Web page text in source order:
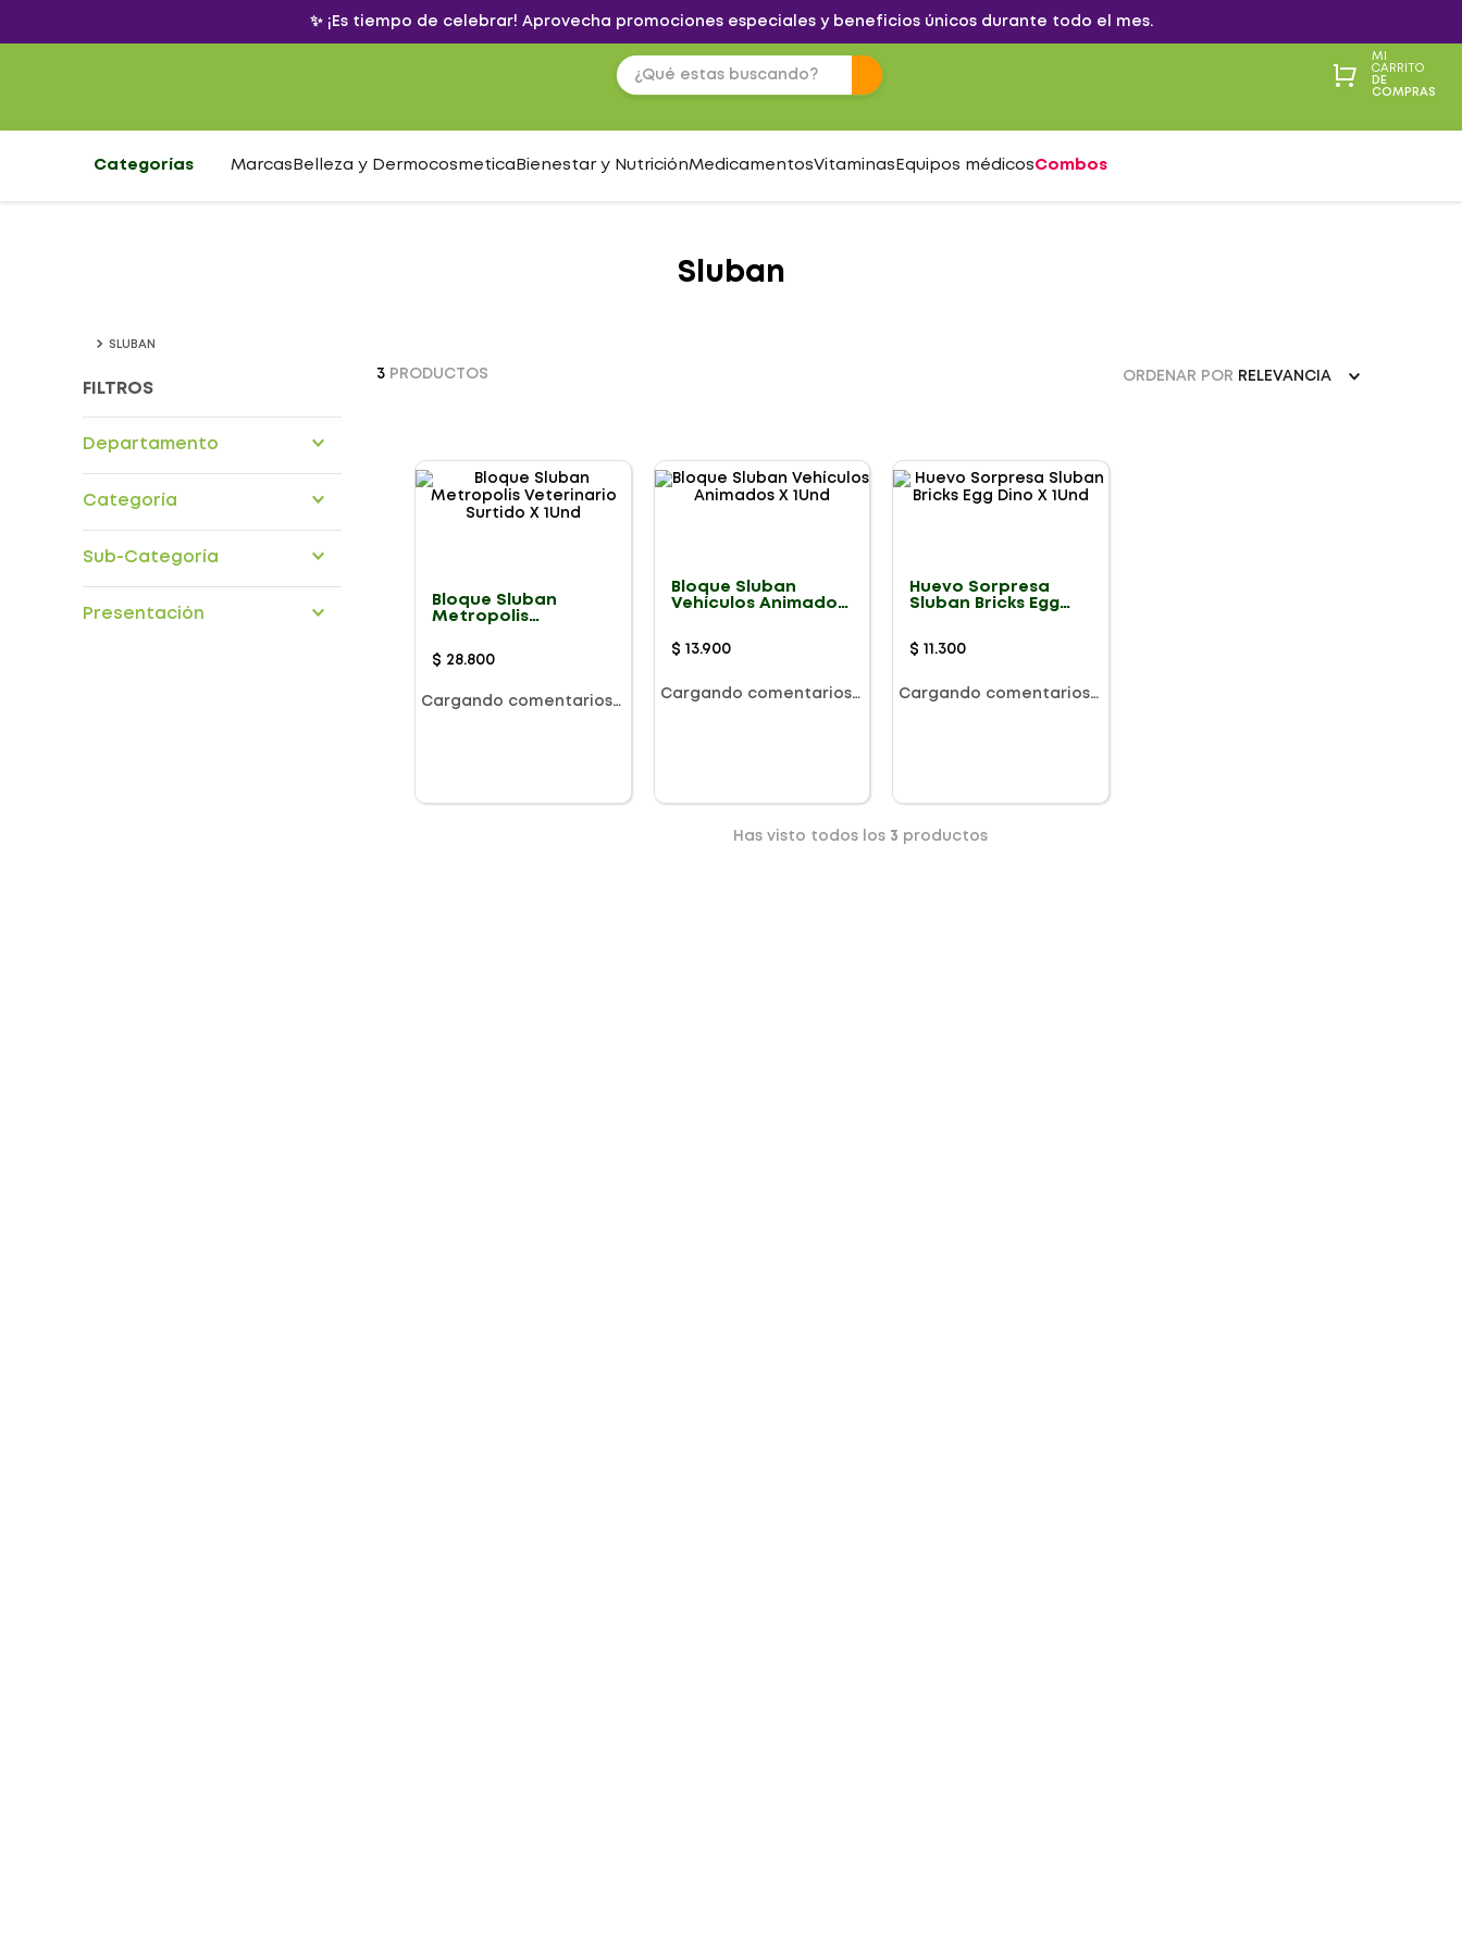
✨ ¡Es tiempo de celebrar! Aprovecha promociones especiales y beneficios únicos durante todo el mes.
MI
CARRITO
DE
COMPRAS
Categorías Marcas Belleza y Dermocosmetica Bienestar y NutriciónMedicamentosVitaminas Equipos médicosCombos
Sluban
SLUBAN
FILTROS
Departamento
Categoría
Infantil
Sub-Categoría
Juguetes Desarrollo y
Presentación
3 PRODUCTOS ORDENAR POR RELEVANCIA
Bloque Sluban
Metropolis
X 1Und
$ 28.800
Cargando comentarios…
Bloque Sluban
Vehículos Animados
$ 13.900
Cargando comentarios…
Huevo Sorpresa
Sluban Bricks Egg
$ .300
Cargando comentarios…
Has visto todos los 3 productos